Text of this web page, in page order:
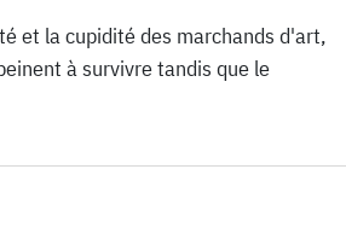
et la cupidité des marchands d'art,
à survivre tandis que le